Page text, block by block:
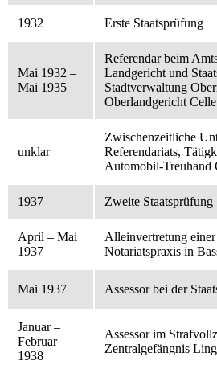
1932 Erste Staatsprüfung
Mai 1932 –
Mai 1935
Referendar beim
Landgericht und
Stadtverwaltung
Oberlandgericht Celle
unklar
Zwischenzeitliche
Referendariats,
Automobil-Treuhand
1937 Zweite Staatsprüfung
April – Mai
1937
Alleinvertretung
Notariatspraxis in
Mai 1937 Assessor bei der
Januar –
Februar
1938
Assessor im
Zentralgefängnis